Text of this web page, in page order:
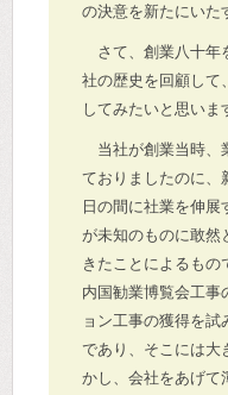
の決意を新たにいた
さて、創業八十年
社の歴史を回顧して
してみたいと思いま
当社が創業当時、
ておりましたのに、
日の間に社業を伸
が未知のものに敢然
きたことによるも
内国勧業博覧会工事
ョン工事の獲得を
であり、そこには大
かし、会社をあげて